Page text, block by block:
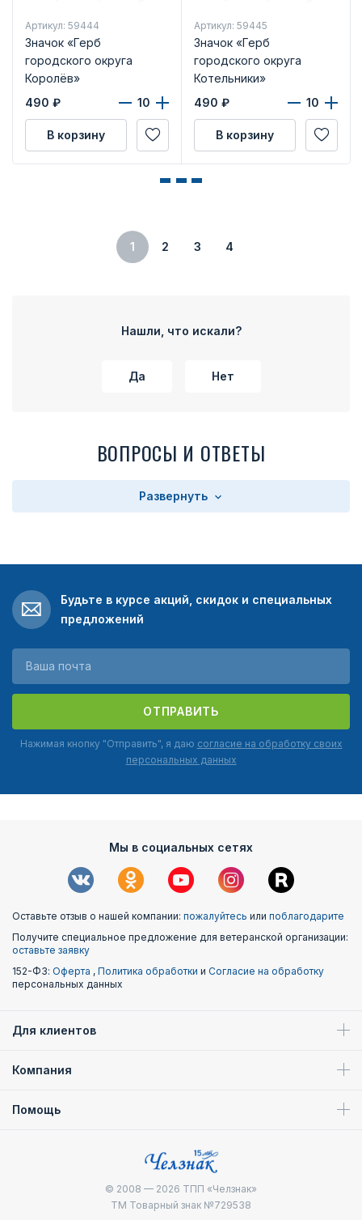
Артикул: 59444
Значок «Герб
городского округа
Королёв»
490 ₽
В корзину
Артикул: 59445
Значок «Герб
городского округа
Котельники»
490 ₽
В корзину
1 2 3 4
Нашли, что искали?
Да Нет
ВОПРОСЫ И ОТВЕТЫ
Развернуть
Будьте в курсе акций, скидок и специальных
предложений
ОТПРАВИТЬ
Нажимая кнопку "Отправить", я даю согласие на обработку своих
персональных данных
Мы в социальных сетях
Оставьте отзыв о нашей компании: пожалуйтесь или поблагодарите
Получите специальное предложение для ветеранской организации:
оставьте заявку
152-ФЗ: Оферта , Политика обработки и Согласие на обработку
персональных данных
Для клиентов
Компания
Помощь
© 2008 — 2026 ТПП «Челзнак»
ТМ Товарный знак №729538